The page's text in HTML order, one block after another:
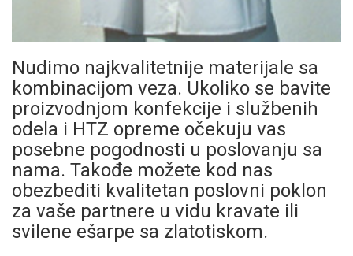
Nudimo najkvalitetnije materijale sa
kombinacijom veza. Ukoliko se bavite
proizvodnjom konfekcije i službenih
odela i HTZ opreme očekuju vas
posebne pogodnosti u poslovanju sa
nama. Takođe možete kod nas
obezbediti kvalitetan poslovni poklon
za vaše partnere u vidu kravate ili
svilene ešarpe sa zlatotiskom.